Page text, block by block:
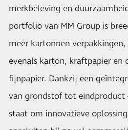
merkbeleving en
portfolio van MM Group is
meer kartonnen
evenals karton, kraftpapier en
fijnpapier. Dankzij een
van grondstof tot eindproduct
staat om innovatieve